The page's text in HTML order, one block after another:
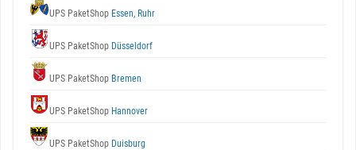
UPS PaketShop Essen, Ruhr
UPS PaketShop Düsseldorf
UPS PaketShop Bremen
UPS PaketShop Hannover
UPS PaketShop Duisburg